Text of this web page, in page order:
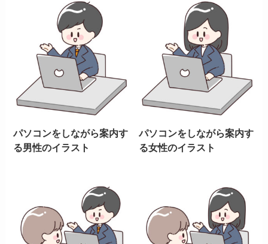
パソコンをしながら案内す
る男性のイラスト
パソコンをしながら案内す
る女性のイラスト